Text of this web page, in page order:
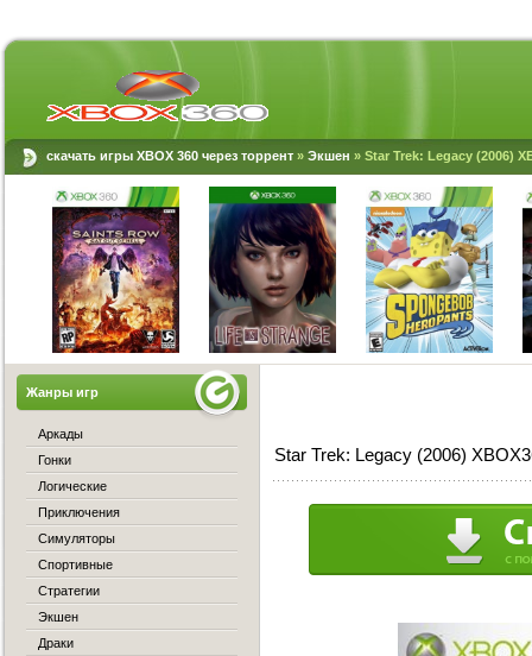
скачать игры XBOX 360 через торрент » Экшен » Star Trek: Legacy (2006)
Star Trek: Legacy (2006)
Жанры игр
Аркады
Гонки
Логические
Приключения
Симуляторы
Спортивные
Стратегии
Экшен
Драки